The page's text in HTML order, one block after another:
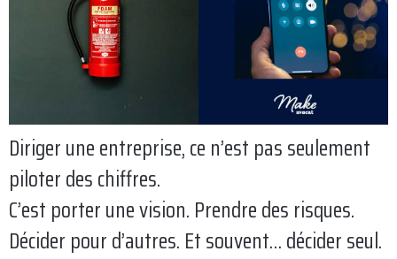
Diriger une entreprise, ce n’est pas seulement
piloter des chiffres.
C’est porter une vision. Prendre des risques.
Décider pour d’autres. Et souvent… décider seul.